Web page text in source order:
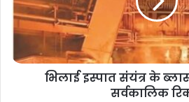
भिलाई इस्पात संंयंत्र के
सर्वकालिक